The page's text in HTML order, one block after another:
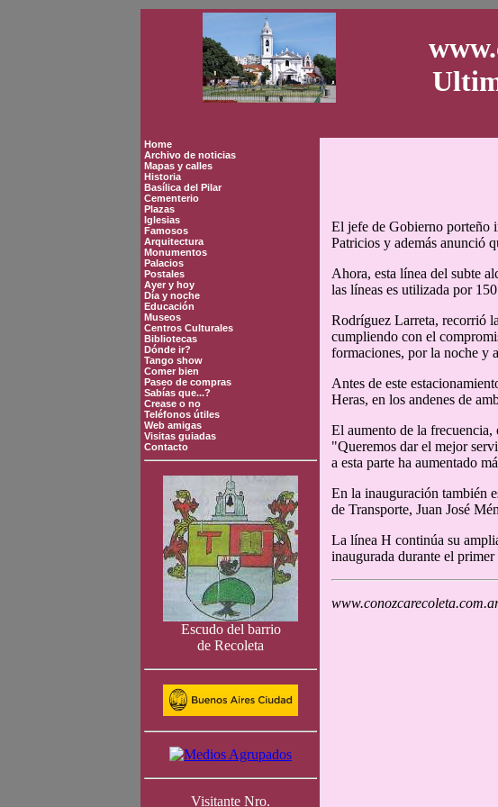
Home
Archivo de noticias
Mapas y calles
Historia
Basílica del Pilar
Cementerio
Plazas
Iglesias
Famosos
Arquitectura
Monumentos
Palacios
Postales
Ayer y hoy
Día y noche
Educación
Museos
Centros Culturales
Bibliotecas
Dónde ir?
Tango show
Comer bien
Paseo de compras
Sabías que...?
Crease o no
Teléfonos útiles
Web amigas
Visitas guiadas
Contacto
Escudo del barrio
de Recoleta
Visitante Nro.
El jefe de Gobierno porteño
Patricios y además anunció
Ahora, esta línea del subte
las líneas es utilizada por
Rodríguez Larreta, recorrió
cumpliendo con el
formaciones, por la noche y
Antes de este
Heras, en los andenes de
El aumento de la
"Queremos dar el mejor
a esta parte ha aumentado
En la inauguración también
de Transporte, Juan José
La línea H continúa su
inaugurada durante el